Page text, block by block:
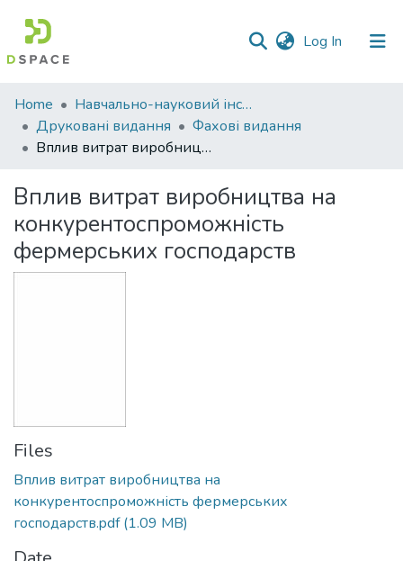
Log In (current)
Communities
&
Collections
Statistics
Home
Навчально-науковий інститут економіки, управління, права та інформаційних технологій
Друковані видання
Фахові видання
Вплив витрат виробництва на конкурентоспроможність фермерських господарств
Вплив витрат виробництва на
конкурентоспроможність
фермерських господарств
Files
Вплив витрат виробництва на
конкурентоспроможність фермерських
господарств.pdf(1.09 MB)